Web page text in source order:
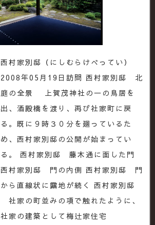
西村家別邸（にしむらけべってい）
2008年05月19日訪問 西村家別邸 北
庭の全景 上賀茂神社の一の鳥居を
出、酒殿橋を渡り、再び社家町に戻
る。既に９時３０分を廻っているた
め、西村家別邸の公開が始まってい
る。 西村家別邸 藤木通に面した門
西村家別邸 門の内側 西村家別邸 門
から直線状に露地が続く 西村家別邸
社家の町並みの項で触れたように、
社家の建築として梅辻家住宅